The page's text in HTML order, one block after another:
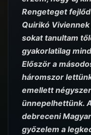
Rengeteget
Quirikó
sokat tanultam
gyakorlatilag
Először a
háromszor
emellett
ünnepelhettünk.
debreceni
győzelem a